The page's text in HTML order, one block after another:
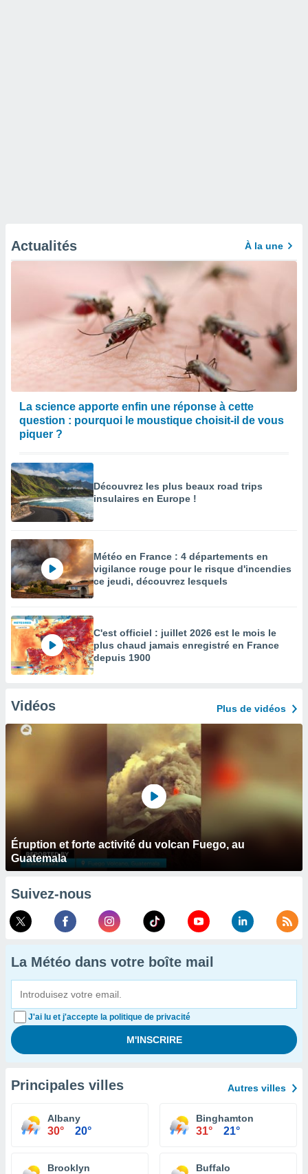
Actualités À la une
La science apporte enfin une réponse à cette
question : pourquoi le moustique choisit-il de vous
piquer ?
Découvrez les plus beaux road trips
insulaires en Europe !
Météo en France : 4 départements en
vigilance rouge pour le risque d'incendies
ce jeudi, découvrez lesquels
C'est officiel : juillet 2026 est le mois le
plus chaud jamais enregistré en France
depuis 1900
Vidéos Plus de vidéos
Éruption et forte activité du volcan Fuego, au
Guatemala
Suivez-nous
La Météo dans votre boîte mail
J'ai lu et j'accepte la politique de privacité
Principales villes Autres villes
Albany
30° 20°
Binghamton
31° 21°
Brooklyn Buffalo